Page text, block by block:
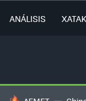
ANÁLISIS